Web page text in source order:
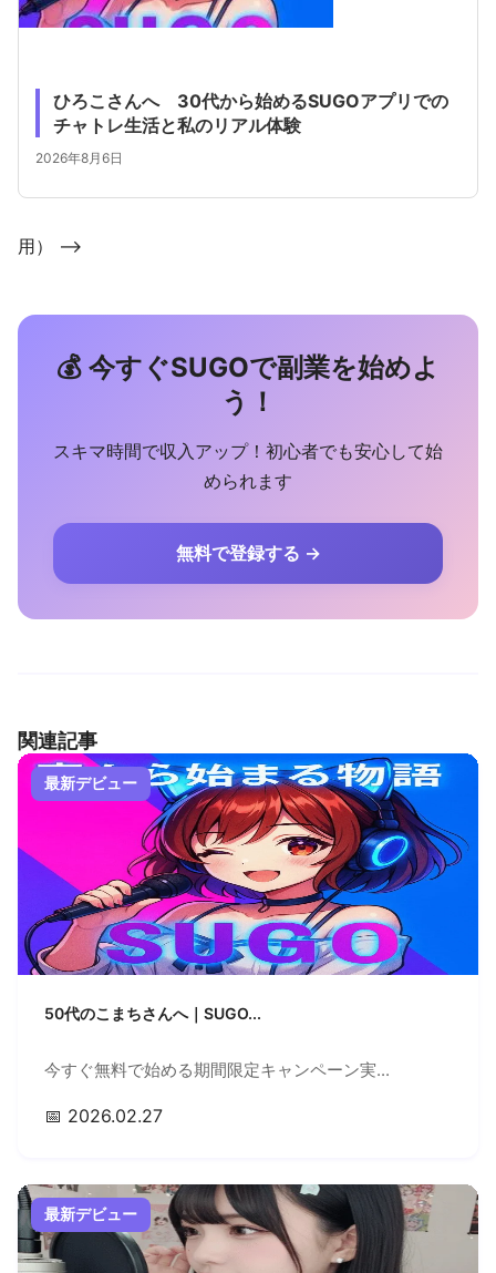
ひろこさんへ 30代から始めるSUGOアプリでの
チャトレ生活と私のリアル体験
2026年8月6日
用） -->
💰 今すぐSUGOで副業を始めよ
う！
スキマ時間で収入アップ！初心者でも安心して始
められます
無料で登録する →
関連記事
最新デビュー
50代のこまちさんへ｜SUGO...
今すぐ無料で始める期間限定キャンペーン実...
📅 2026.02.27
最新デビュー